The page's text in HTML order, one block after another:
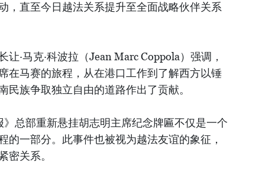
，直至今日越法关系提升至全面战略伙伴关系
·马克·科波拉（Jean Marc Coppola）强调，
在马赛的旅程，从在港口工作到了解西方以锤
族争取独立自由的道路作出了贡献。
》总部重新悬挂胡志明主席纪念牌匾不仅是一个
的一部分。此事件也被视为越法友谊的象征，
密关系。